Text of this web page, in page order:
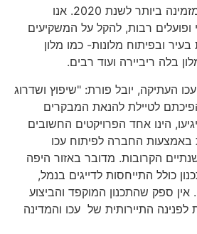
התיירות בוקינג כעיר המזמינה ביותר לשנת 2020. אנו
רבות, להקל על המשקיעים
ובפיתוח מלונות- כמו מלון
ריביירה ועוד רבים.
יובל פורת: "שיפוץ ושדרוג
לטיילת להנאת המבקרים
הינו אחד הפרויקטים החשובים
החברה לפיתוח עכו
הקרובות. מדובר באזור היפה
כולל התייחסות לדייגים בנמל,
ספק שהתכנון המוקפד והביצוע
התיירותית של עכו והמדינה